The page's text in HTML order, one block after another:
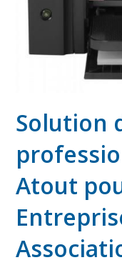
Solution
Atout